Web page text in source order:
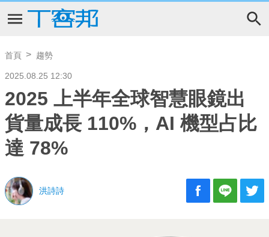
首頁 趨勢
2025.08.25 12:30
2025 上半年全球智慧眼鏡出
貨量成長 110%，AI 機型占比
達 78%
洪詩詩